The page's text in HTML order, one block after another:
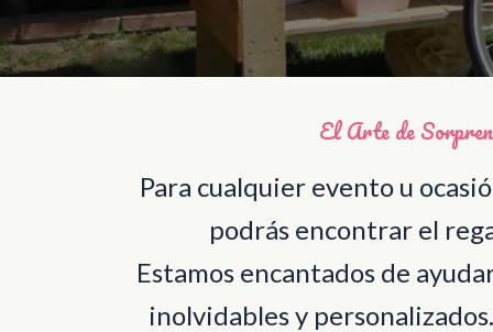
El Arte de
Para cualquier evento u
podrás encontrar el
Estamos encantados de
inolvidables y